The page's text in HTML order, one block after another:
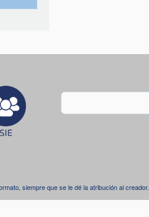
Buscar
siempre que se le dé la atribución al creador.